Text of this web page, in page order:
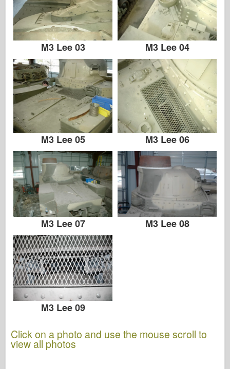
M3 Lee 03 M3 Lee 04
M3 Lee 05 M3 Lee 06
M3 Lee 07 M3 Lee 08
M3 Lee 09
Click on a photo and use the mouse scroll to
view all photos